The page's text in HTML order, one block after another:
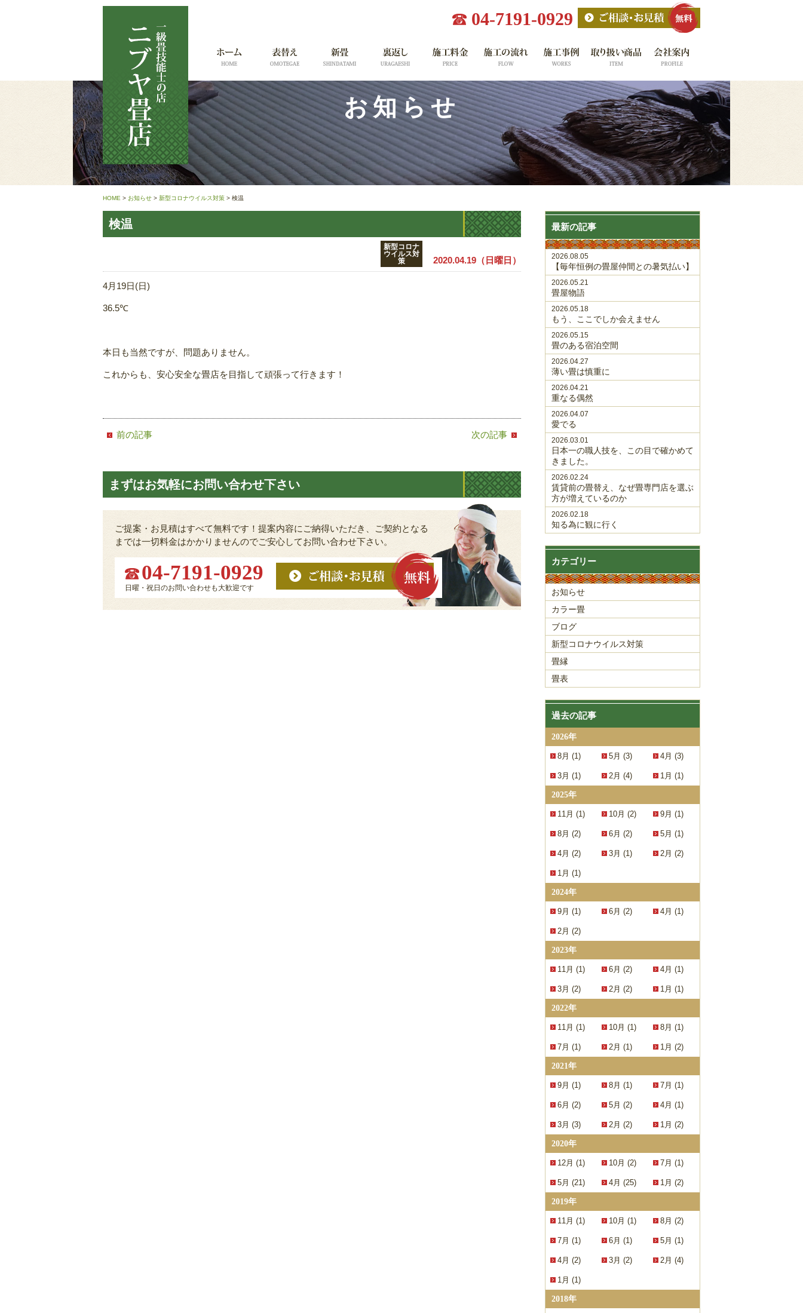
04-7191-0929
お知らせ
HOME > お知らせ > 新型コロナウイルス対策 > 検温
検温
新型コロナ
ウイルス対
策
2020.04.19（日曜日）
4月19日(日)
36.5℃
本日も当然ですが、問題ありません。
これからも、安心安全な畳店を目指して頑張って行きます！
前の記事 次の記事
まずはお気軽にお問い合わせ下さい
ご提案・お見積はすべて無料です！提案内容にご納得いただき、ご契約となる
までは一切料金はかかりませんのでご安心してお問い合わせ下さい。
04-7191-0929
日曜・祝日のお問い合わせも大歓迎です
最新の記事
2026.08.05
【毎年恒例の畳屋仲間との暑気払い】
2026.05.21
畳屋物語
2026.05.18
もう、ここでしか会えません
2026.05.15
畳のある宿泊空間
2026.04.27
薄い畳は慎重に
2026.04.21
重なる偶然
2026.04.07
愛でる
2026.03.01
日本一の職人技を、この目で確かめて
きました。
2026.02.24
賃貸前の畳替え、なぜ畳専門店を選ぶ
方が増えているのか
2026.02.18
知る為に観に行く
カテゴリー
お知らせ
カラー畳
ブログ
新型コロナウイルス対策
畳縁
畳表
過去の記事
2026年
8月 (1) 5月 (3) 4月 (3)
3月 (1) 2月 (4) 1月 (1)
2025年
11月 (1) 10月 (2) 9月 (1)
8月 (2) 6月 (2) 5月 (1)
4月 (2) 3月 (1) 2月 (2)
1月 (1)
2024年
9月 (1) 6月 (2) 4月 (1)
2月 (2)
2023年
11月 (1) 6月 (2) 4月 (1)
3月 (2) 2月 (2) 1月 (1)
2022年
11月 (1) 10月 (1) 8月 (1)
7月 (1) 2月 (1) 1月 (2)
2021年
9月 (1) 8月 (1) 7月 (1)
6月 (2) 5月 (2) 4月 (1)
3月 (3) 2月 (2) 1月 (2)
2020年
12月 (1) 10月 (2) 7月 (1)
5月 (21) 4月 (25) 1月 (2)
2019年
11月 (1) 10月 (1) 8月 (2)
7月 (1) 6月 (1) 5月 (1)
4月 (2) 3月 (2) 2月 (4)
1月 (1)
2018年